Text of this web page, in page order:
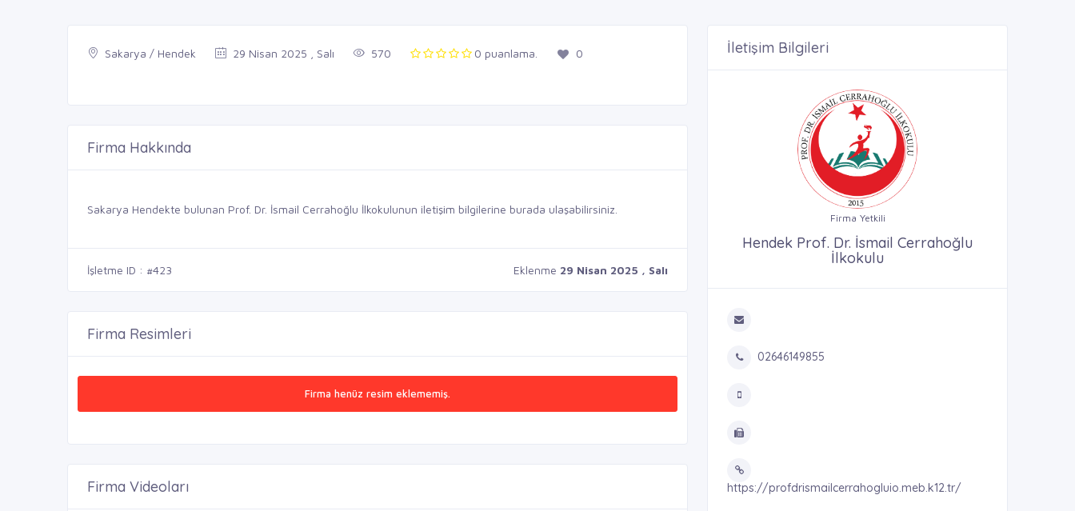
Sakarya / Hendek 29 Nisan 2025 , Salı 570 0 puanlama. 0
Firma Hakkında
Sakarya Hendekte bulunan Prof. Dr. İsmail Cerrahoğlu İlkokulunun iletişim bilgilerine burada ulaşabilirsiniz.
İşletme ID : #423 Eklenme 29 Nisan 2025 , Salı
Firma Resimleri
Firma henüz resim eklememiş.
Firma Videoları
İletişim Bilgileri
Firma Yetkili
Hendek Prof. Dr. İsmail Cerrahoğlu
İlkokulu
02646149855
https://profdrismailcerrahogluio.meb.k12.tr/